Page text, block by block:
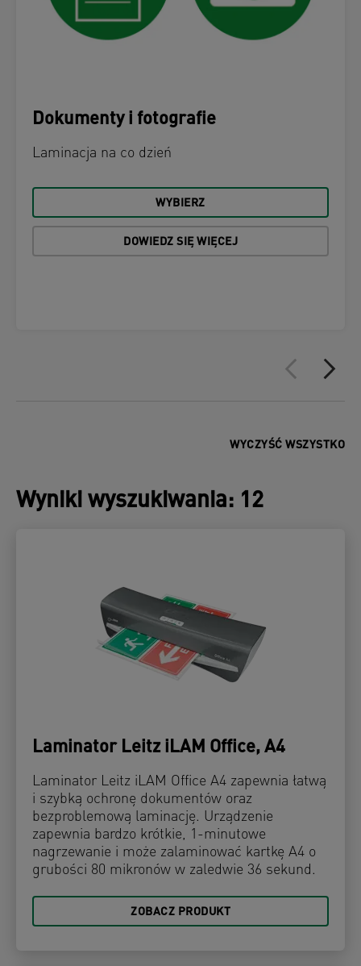
Dokumenty i fotografie
Laminacja na co dzień
WYBIERZ
DOWIEDZ SIĘ WIĘCEJ
WYCZYŚĆ WSZYSTKO
Wyniki wyszukiwania: 12
Laminator Leitz iLAM Office, A4
Laminator Leitz iLAM Office A4 zapewnia łatwą
i szybką ochronę dokumentów oraz
bezproblemową laminację. Urządzenie
zapewnia bardzo krótkie, 1-minutowe
nagrzewanie i może zalaminować kartkę A4 o
grubości 80 mikronów w zaledwie 36 sekund.
ZOBACZ PRODUKT